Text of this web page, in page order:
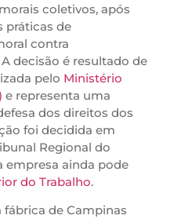
coletivos, após
práticas de
contra
decisão é resultado de
pelo Ministério
e representa uma
dos direitos dos
foi decidida em
Regional do
empresa ainda pode
do Trabalho.
fábrica de Campinas